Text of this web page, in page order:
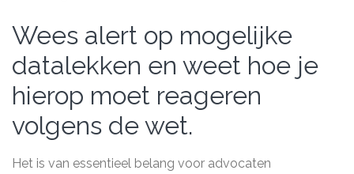
Wees alert op mogelijke
datalekken en weet hoe je
hierop moet reageren
volgens de wet.
Het is van essentieel belang voor advocaten